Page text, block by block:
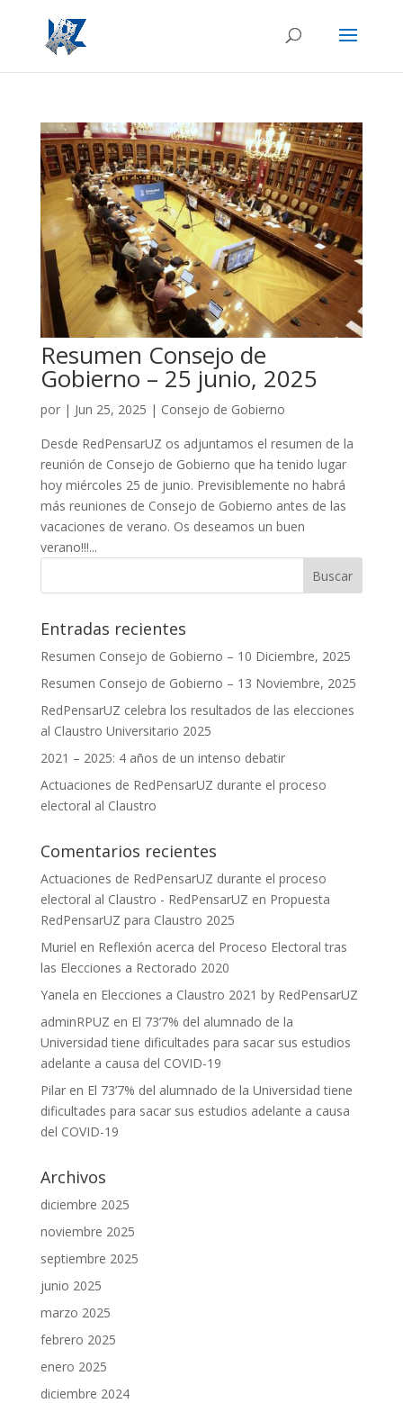
Resumen Consejo de
Gobierno – 25 junio, 2025
por | Jun 25, 2025 | Consejo de Gobierno
Desde RedPensarUZ os adjuntamos el resumen de la
reunión de Consejo de Gobierno que ha tenido lugar
hoy miércoles 25 de junio. Previsiblemente no habrá
más reuniones de Consejo de Gobierno antes de las
vacaciones de verano. Os deseamos un buen
verano!!!...
Entradas recientes
Resumen Consejo de Gobierno – 10 Diciembre, 2025
Resumen Consejo de Gobierno – 13 Noviembre, 2025
RedPensarUZ celebra los resultados de las elecciones
al Claustro Universitario 2025
2021 – 2025: 4 años de un intenso debatir
Actuaciones de RedPensarUZ durante el proceso
electoral al Claustro
Comentarios recientes
Actuaciones de RedPensarUZ durante el proceso
electoral al Claustro - RedPensarUZ en Propuesta
RedPensarUZ para Claustro 2025
Muriel en Reflexión acerca del Proceso Electoral tras
las Elecciones a Rectorado 2020
Yanela en Elecciones a Claustro 2021 by RedPensarUZ
adminRPUZ en El 73’7% del alumnado de la
Universidad tiene dificultades para sacar sus estudios
adelante a causa del COVID-19
Pilaren El 73’7% del alumnado de la Universidad tiene
dificultades para sacar sus estudios adelante a causa
del COVID-19
Archivos
diciembre 2025
noviembre 2025
septiembre 2025
junio 2025
marzo 2025
febrero 2025
enero 2025
diciembre 2024